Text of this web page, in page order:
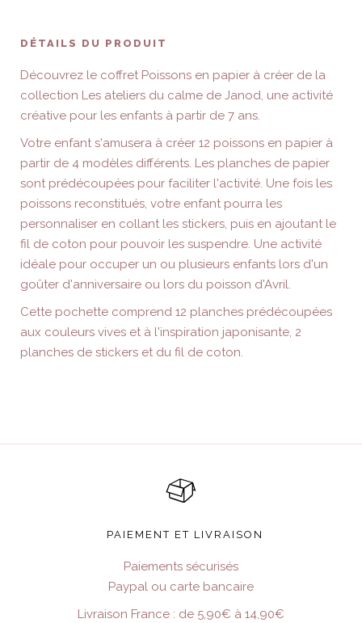
DÉTAILS DU PRODUIT
Découvrez le coffret Poissons en papier à créer de la
collection Les ateliers du calme de Janod, une activité
créative pour les enfants à partir de 7 ans.
Votre enfant s'amusera à créer 12 poissons en papier à
partir de 4 modèles différents. Les planches de papier
sont prédécoupées pour faciliter l'activité. Une fois les
poissons reconstitués, votre enfant pourra les
personnaliser en collant les stickers, puis en ajoutant le
fil de coton pour pouvoir les suspendre. Une activité
idéale pour occuper un ou plusieurs enfants lors d'un
goûter d'anniversaire ou lors du poisson d'Avril.
Cette pochette comprend 12 planches prédécoupées
aux couleurs vives et à l'inspiration japonisante, 2
planches de stickers et du fil de coton.
PAIEMENT ET LIVRAISON
Paiements sécurisés
Paypal ou carte bancaire
Livraison France : de 5,90€ à 14,90€